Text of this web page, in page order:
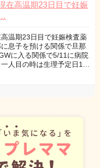
在高温期23日目で妊娠
温期23日目で妊娠検査薬
息子を預ける関係で旦那
に入る関係で5/11に病院
人目の時は生理予定日1…